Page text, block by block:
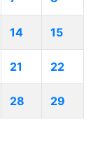
14 15
21 22
28 29